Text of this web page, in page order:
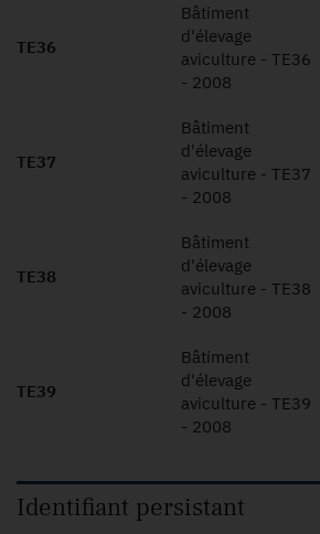
TE36
Bâtiment
d'élevage
aviculture - TE36
- 2008
TE37
Bâtiment
d'élevage
aviculture - TE37
- 2008
TE38
Bâtiment
d'élevage
aviculture - TE38
- 2008
TE39
Bâtiment
d'élevage
aviculture - TE39
- 2008
Identifiant persistant